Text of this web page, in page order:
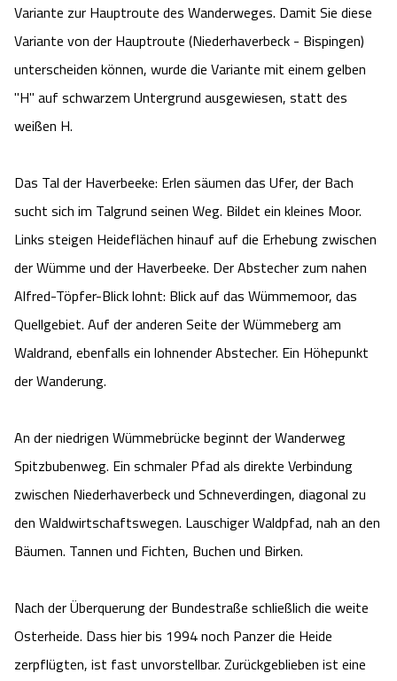
Blog
Barriere­freiheits-Einstell­ungen
Hoher Kontrast Modus:
Schriftgröße: A A
Variante zur Hauptroute des Wanderweges. Damit Sie diese
Variante von der Hauptroute (Niederhaverbeck - Bispingen)
unterscheiden können, wurde die Variante mit einem gelben
"H" auf schwarzem Untergrund ausgewiesen, statt des
weißen H.
Das Tal der Haverbeeke: Erlen säumen das Ufer, der Bach
sucht sich im Talgrund seinen Weg. Bildet ein kleines Moor.
Links steigen Heideflächen hinauf auf die Erhebung zwischen
der Wümme und der Haverbeeke. Der Abstecher zum nahen
Alfred-Töpfer-Blick lohnt: Blick auf das Wümmemoor, das
Quellgebiet. Auf der anderen Seite der Wümmeberg am
Waldrand, ebenfalls ein lohnender Abstecher. Ein Höhepunkt
der Wanderung.
An der niedrigen Wümmebrücke beginnt der Wanderweg
Spitzbubenweg. Ein schmaler Pfad als direkte Verbindung
zwischen Niederhaverbeck und Schneverdingen, diagonal zu
den Waldwirtschaftswegen. Lauschiger Waldpfad, nah an den
Bäumen. Tannen und Fichten, Buchen und Birken.
Nach der Überquerung der Bundestraße schließlich die weite
Osterheide. Dass hier bis 1994 noch Panzer die Heide
zerpflügten, ist fast unvorstellbar. Zurückgeblieben ist eine